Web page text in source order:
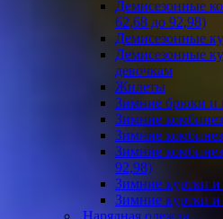
Демисезонные
62,68 до 92,98)
Демисезонные
Демисезонные
девочкам
Жилеты
Зимние брюки и
Зимние
Зимние
Зимние
92,98)
Зимние куртки и
Зимние куртки и
.Нарядная одежда